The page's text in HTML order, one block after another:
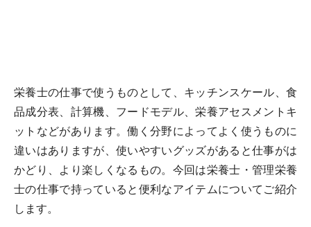
栄養士の仕事で使うものとして、キッチンスケール、食
品成分表、計算機、フードモデル、栄養アセスメントキ
ットなどがあります。働く分野によってよく使うものに
違いはありますが、使いやすいグッズがあると仕事がは
かどり、より楽しくなるもの。今回は栄養士・管理栄養
士の仕事で持っていると便利なアイテムについてご紹介
します。